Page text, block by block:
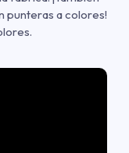
punteras a colores!